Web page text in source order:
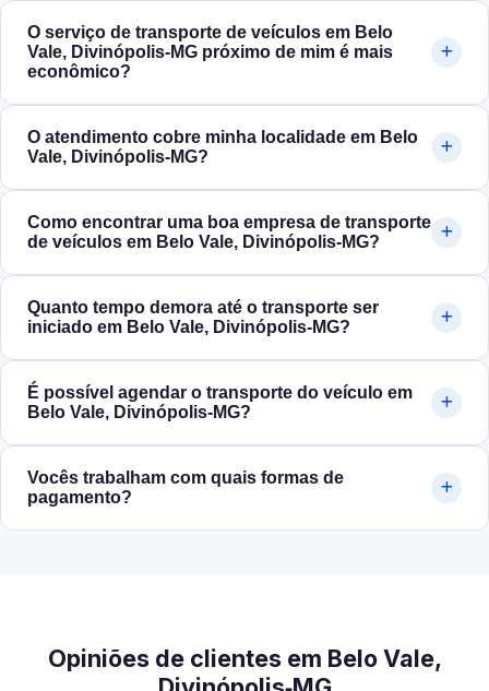
O serviço de transporte de veículos em Belo
Vale, Divinópolis‑MG próximo de mim é mais
econômico?
O atendimento cobre minha localidade em Belo
Vale, Divinópolis‑MG?
Como encontrar uma boa empresa de transporte
de veículos em Belo Vale, Divinópolis‑MG?
Quanto tempo demora até o transporte ser
iniciado em Belo Vale, Divinópolis‑MG?
É possível agendar o transporte do veículo em
Belo Vale, Divinópolis‑MG?
Vocês trabalham com quais formas de
pagamento?
Opiniões de clientes em Belo Vale,